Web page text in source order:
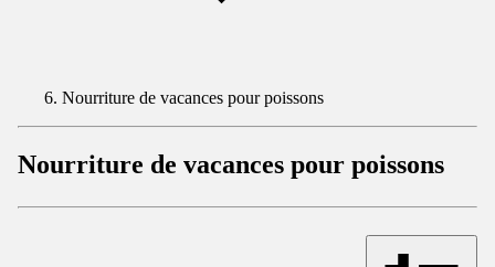
Nourriture de vacances pour poissons
Nourriture de vacances pour poissons